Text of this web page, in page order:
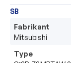
SB
Fabrikant
Mitsubishi
Type